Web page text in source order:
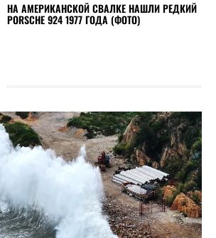
НА АМЕРИКАНСКОЙ СВАЛКЕ НАШЛИ РЕДКИЙ
PORSCHE 924 1977 ГОДА (ФОТО)